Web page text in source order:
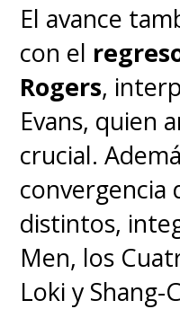
El avance
con el
Rogers,
Evans, quien
crucial.
convergencia
distintos,
Men, los
Loki y Shang-